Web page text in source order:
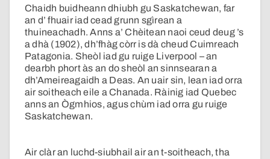
Chaidh buidheann dhiubh gu Saskatchewan, far
an d’ fhuair iad cead grunn sgìrean a
thuineachadh. Anns a’ Chèitean naoi ceud deug ’s
a dhà (1902), dh’fhàg còrr is dà cheud Cuimreach
Patagonia. Sheòl iad gu ruige Liverpool – an
dearbh phort às an do sheòl an sinnsearan a
dh’Ameireagaidh a Deas. An uair sin, lean iad orra
air soitheach eile a Chanada. Ràinig iad Quebec
anns an Ògmhios, agus chùm iad orra gu ruige
Saskatchewan.
Air clàr an luchd-siubhail air an t-soitheach, tha